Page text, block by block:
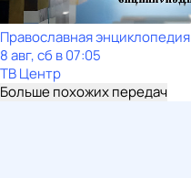
Православная энциклопедия
8 авг, сб в 07:05
ТВ Центр
Больше похожих передач